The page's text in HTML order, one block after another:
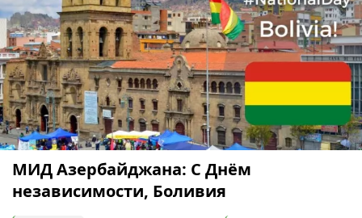
МИД Азербайджана: С Днём
независимости, Боливия